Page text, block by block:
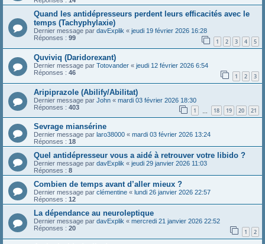
Quand les antidépresseurs perdent leurs efficacités avec le
temps (Tachyphylaxie)
Dernier message par davExplik « jeudi 19 février 2026 16:28
Réponses : 99 1 2 3 4 5
Quviviq (Daridorexant)
Dernier message par Totovander « jeudi 12 février 2026 6:54
Réponses : 46 1 2 3
Aripiprazole (Abilify/Abilitat)
Dernier message par John « mardi 03 février 2026 18:30
Réponses : 403 1 18 19 20 21
Sevrage miansérine
Dernier message par laro38000 « mardi 03 février 2026 13:24
Réponses : 18
Quel antidépresseur vous a aidé à retrouver votre libido ?
Dernier message par davExplik « jeudi 29 janvier 2026 11:03
Réponses : 8
Combien de temps avant d’aller mieux ?
Dernier message par clémentine « lundi 26 janvier 2026 22:57
Réponses : 12
La dépendance au neuroleptique
Dernier message par davExplik « mercredi 21 janvier 2026 22:52
Réponses : 20 1 2